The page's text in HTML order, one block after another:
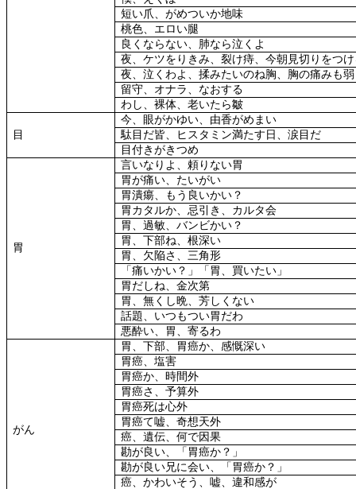
短い爪、がめついか地味
桃色、エロい腿
良くならない、肺なら泣くよ
夜、ケツをりきみ、裂け痔、今朝見切りをつ
夜、泣くわよ、揉みたいのね胸、胸の痛みも
留守、オナラ、なおする
わし、裸体、老いたら皺
目
今、眼がかゆい、由香がめまい
駄目だ皆、ヒスタミン満たす日、涙目だ
目付きがきつめ
胃
言いなりよ、頼りない胃
胃が痛い、たいがい
胃潰瘍、もう良いかい？
胃カタルか、忌引き、カルタ会
胃、過敏、バンビかい？
胃、下部ね、根深い
胃、欠陥さ、三角形
「痛いかい？」「胃、買いたい」
胃だしね、金次第
胃、無くし晩、芳しくない
話題、いつもつい胃だわ
悪酔い、胃、寄るわ
がん
胃、下部、胃癌か、感慨深い
胃癌、塩害
胃癌か、時間外
胃癌さ、予算外
胃癌死は心外
胃癌て嘘、奇想天外
癌、遺伝、何で因果
勘が良い、「胃癌か？」
勘が良い兄に会い、「胃癌か？」
癌、かわいそう、嘘、違和感が